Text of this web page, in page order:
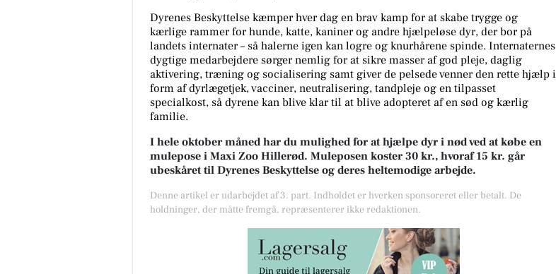
Dyrenes Beskyttelse kæmper hver dag en brav kamp for at skabe trygge og
kærlige rammer for hunde, katte, kaniner og andre hjælpeløse dyr, der bor på
landets internater ­– så halerne igen kan logre og knurhårene spinde. Internaternes
dygtige medarbejdere sørger nemlig for at sikre masser af god pleje, daglig
aktivering, træning og socialisering samt giver de pelsede venner den rette hjælp i
form af dyrlægetjek, vacciner, neutralisering, tandpleje og en tilpasset
specialkost, så dyrene kan blive klar til at blive adopteret af en sød og kærlig
familie.
I hele oktober måned har du mulighed for at hjælpe dyr i nød ved at købe en
mulepose i Maxi Zoo Hillerød. Muleposen koster 30 kr., hvoraf 15 kr. går
ubeskåret til Dyrenes Beskyttelse og deres heltemodige arbejde.
Denne artikel er udarbejdet af 3. part. Indholdet er hverken sponsoreret eller betalt. De
holdninger, der måtte fremgå, repræsenterer ikke redaktionen.